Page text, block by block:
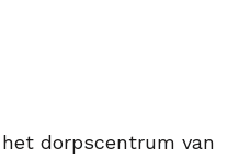
dorpscentrum van